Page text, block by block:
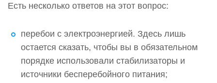
Запуск chkdsk
Способ 1.
Способ 2.
Этапы проверки
Есть несколько ответов на этот вопрос:
перебои с электроэнергией. Здесь лишь
остается сказать, чтобы вы в обязательном
порядке использовали стабилизаторы и
источники бесперебойного питания;